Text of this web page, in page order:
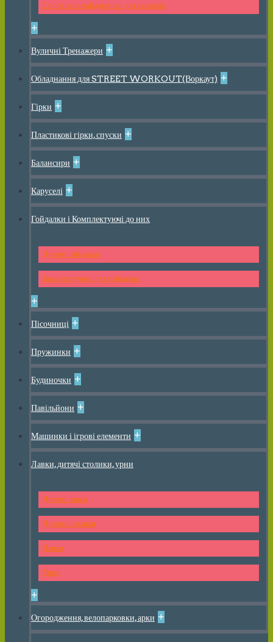
Спортивні майданчики для малюків
+
Вуличні Тренажери +
Обладнання для STREET WORKOUT(Воркаут) +
Гірки +
Пластикові гірки, спуски +
Балансири +
Каруселі +
Гойдалки і Комплектуючі до них
Дитячі гойдалки
Комплектуючі для гойдалок
+
Пісочниці +
Пружинки +
Будиночки +
Павільйони +
Машинки і ігрові елементи +
Лавки, дитячі столики, урни
Дитячі лавки
Дитячі столики
Лавки
Урни
+
Огородження, велопарковки, арки +